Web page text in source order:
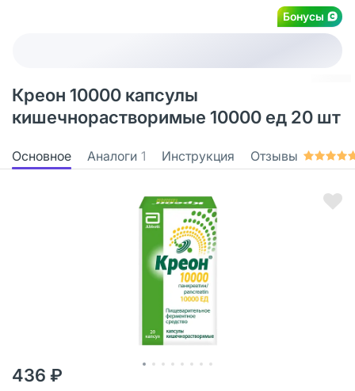
Бонусы
Креон 10000 капсулы
кишечнорастворимые 10000 ед 20 шт
Основное Аналоги 1 Инструкция Отзывы
436 ₽